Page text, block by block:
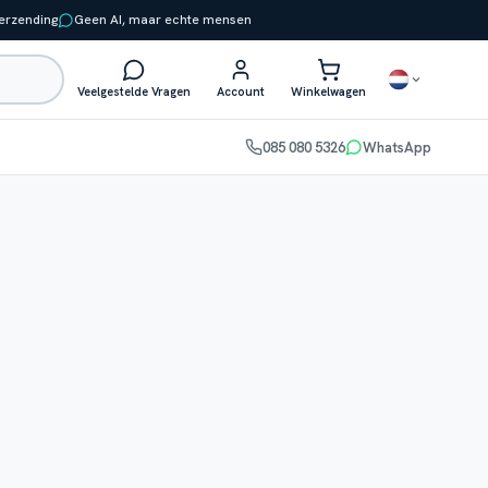
Geen AI, maar echte mensen
Veelgestelde Vragen Account Winkelwagen
085 080 5326 WhatsApp